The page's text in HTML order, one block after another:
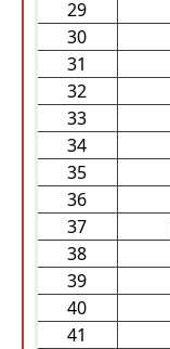
29
30
31
32
33
34
35
36
37
38
39
40
41